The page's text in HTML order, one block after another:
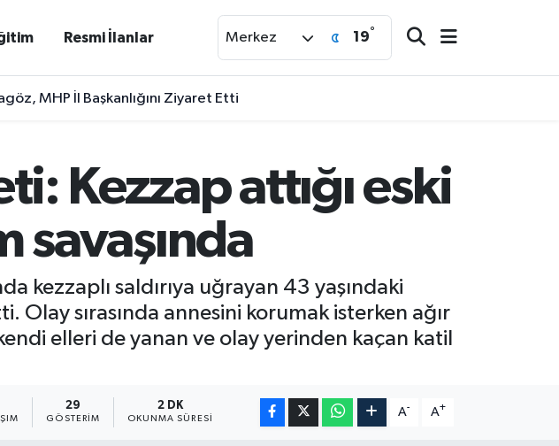
Resmi İlanlar Merkez 19°
MHP İl Başkanlığını Ziyaret Etti
Kezzap attığı eski
savaşında
kezzaplı saldırıya uğrayan 43 yaşındaki
Olay sırasında annesini korumak isterken ağır
elleri de yanan ve olay yerinden kaçan katil
29
GÖSTERIM
2 DK
OKUNMA SÜRESI
A- A+